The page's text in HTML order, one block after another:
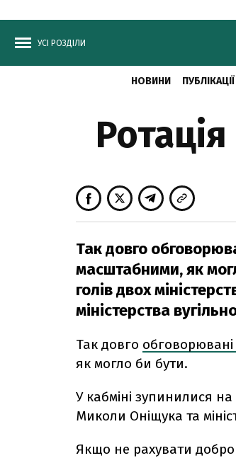
УСІ РОЗДІЛИ
НОВИНИ ПУБЛІКАЦІЇ
Так довго
масштабними, як
голів двох
міністерства
Так довго обговорювані
як могло би бути.
У кабміні зупинилися на
Миколи Оніщука та
Якщо не рахувати